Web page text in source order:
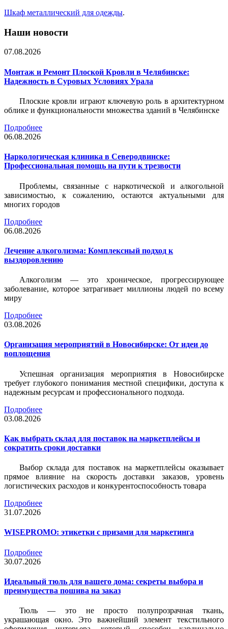
Шкаф металлический для одежды.
Наши новости
07.08.2026
Монтаж и Ремонт Плоской Кровли в Челябинске:
Надежность в Суровых Условиях Урала
Плоские кровли играют ключевую роль в архитектурном
облике и функциональности множества зданий в Челябинске
Подробнее
06.08.2026
Наркологическая клиника в Северодвинске:
Профессиональная помощь на пути к трезвости
Проблемы, связанные с наркотической и алкогольной
зависимостью, к сожалению, остаются актуальными для
многих городов
Подробнее
06.08.2026
Лечение алкоголизма: Комплексный подход к
выздоровлению
Алкоголизм — это хроническое, прогрессирующее
заболевание, которое затрагивает миллионы людей по всему
миру
Подробнее
03.08.2026
Организация мероприятий в Новосибирске: От идеи до
воплощения
Успешная организация мероприятия в Новосибирске
требует глубокого понимания местной специфики, доступа к
надежным ресурсам и профессионального подхода.
Подробнее
03.08.2026
Как выбрать склад для поставок на маркетплейсы и
сократить сроки доставки
Выбор склада для поставок на маркетплейсы оказывает
прямое влияние на скорость доставки заказов, уровень
логистических расходов и конкурентоспособность товара
Подробнее
31.07.2026
WISEPROMO: этикетки с призами для маркетинга
Подробнее
30.07.2026
Идеальный тюль для вашего дома: секреты выбора и
преимущества пошива на заказ
Тюль — это не просто полупрозрачная ткань,
украшающая окно. Это важнейший элемент текстильного